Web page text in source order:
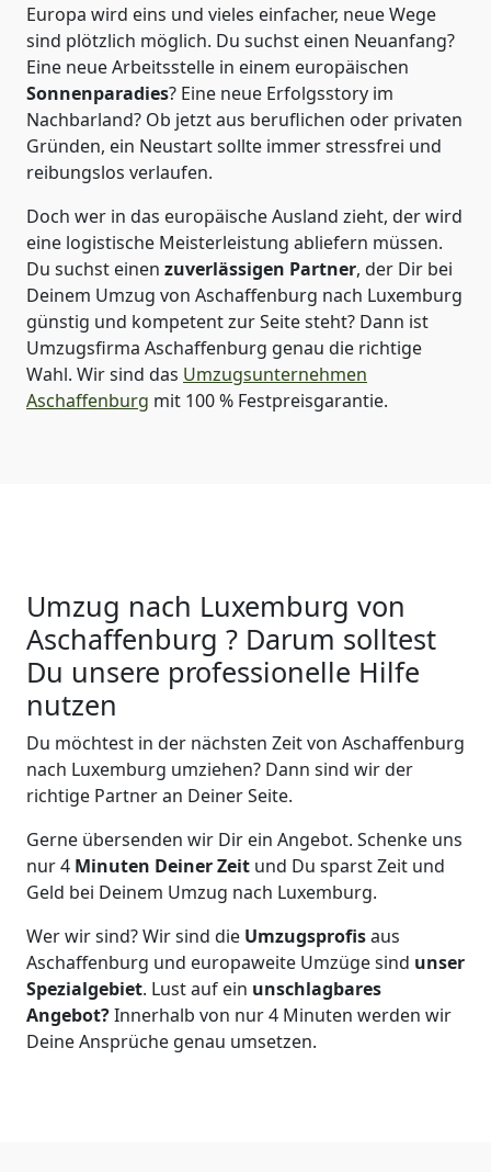
Europa wird eins und vieles einfacher, neue Wege
sind plötzlich möglich. Du suchst einen Neuanfang?
Eine neue Arbeitsstelle in einem europäischen
Sonnenparadies? Eine neue Erfolgsstory im
Nachbarland? Ob jetzt aus beruflichen oder privaten
Gründen, ein Neustart sollte immer stressfrei und
reibungslos verlaufen.
Doch wer in das europäische Ausland zieht, der wird
eine logistische Meisterleistung abliefern müssen.
Du suchst einen zuverlässigen Partner, der Dir bei
Deinem Umzug von Aschaffenburg nach Luxemburg
günstig und kompetent zur Seite steht? Dann ist
Umzugsfirma Aschaffenburg genau die richtige
Wahl. Wir sind das Umzugsunternehmen
Aschaffenburg mit 100 % Festpreisgarantie.
Umzug nach Luxemburg von
Aschaffenburg ? Darum solltest
Du unsere professionelle Hilfe
nutzen
Du möchtest in der nächsten Zeit von Aschaffenburg
nach Luxemburg umziehen? Dann sind wir der
richtige Partner an Deiner Seite.
Gerne übersenden wir Dir ein Angebot. Schenke uns
nur4 Minuten Deiner Zeit und Du sparst Zeit und
Geld bei Deinem Umzug nach Luxemburg.
Wer wir sind? Wir sind die Umzugsprofisaus
Aschaffenburg und europaweite Umzüge sind unser
Spezialgebiet. Lust auf ein unschlagbares
Angebot?Innerhalb von nur4 Minuten werden wir
Deine Ansprüche genau umsetzen.